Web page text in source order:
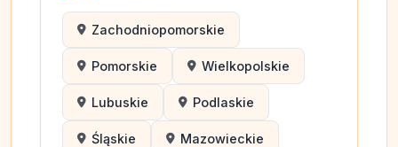
Zachodniopomorskie
Pomorskie Wielkopolskie
Lubuskie Podlaskie
Śląskie Mazowieckie